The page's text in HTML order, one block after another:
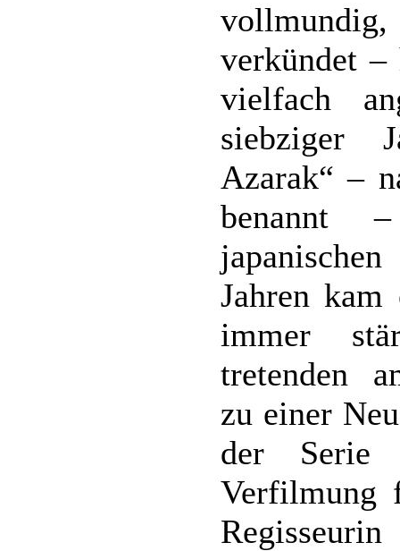
verkündet –
vielfach
siebziger
Azarak“ –
benannt
Jahren
immer
tretenden
zu einer
der Serie
Verfilmung